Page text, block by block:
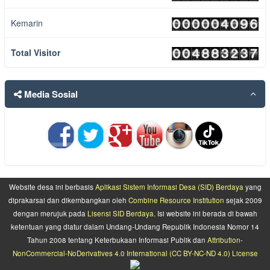
baca selengkapnya
09 September 2021 10:23:09 WIB
Kemarin
Total Visitor
Media Sosial
Website desa ini berbasisAplikasi Sistem Informasi Desa (SID) Berdayayang
diprakarsai dan dikembangkan oleh Combine Resource Institution sejak 2009
dengan merujuk pada Lisensi SID Berdaya.Isi website ini berada di bawah
ketentuan yang diatur dalam Undang-Undang Republik Indonesia Nomor 14
Tahun 2008 tentang Keterbukaan Informasi Publik dan Attribution-
NonCommercial-NoDerivatives 4.0 International (CC BY-NC-ND 4.0) License